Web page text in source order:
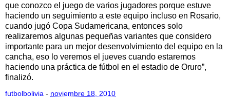
que conozco el juego de varios jugadores porque estuve
haciendo un seguimiento a este equipo incluso en Rosario,
cuando jugó Copa Sudamericana, entonces solo
realizaremos algunas pequeñas variantes que considero
importante para un mejor desenvolvimiento del equipo en la
cancha, eso lo veremos el jueves cuando estaremos
haciendo una práctica de fútbol en el estadio de Oruro”,
finalizó.
futbolbolivia - noviembre 18, 2010